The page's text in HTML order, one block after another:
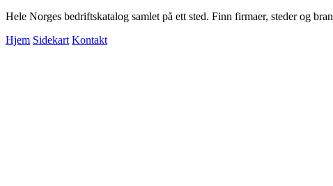
Hele Norges bedriftskatalog samlet på ett sted. Finn firmaer, steder og
Hjem Sidekart Kontakt